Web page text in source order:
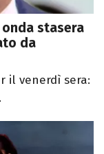
stasera
da
il venerdì sera: